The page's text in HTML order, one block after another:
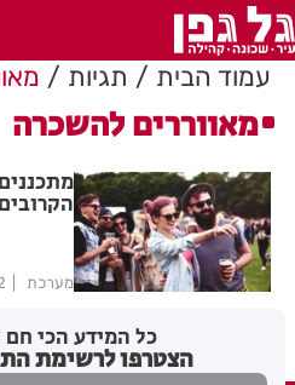
עמוד הבית תגיות
מאווררים להשכרה
הקרובים
מערכת
כל המידע הכי חם
הצטרפו לרשימת